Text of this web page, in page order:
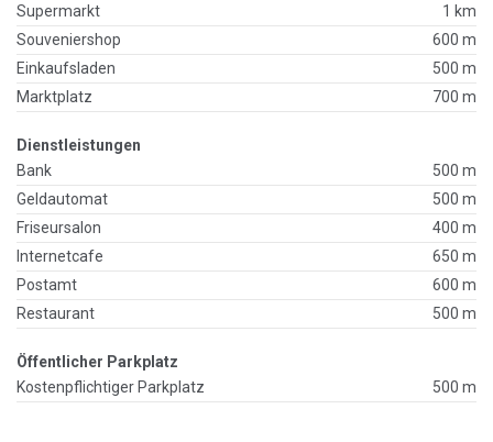
Supermarkt
1 km
Souveniershop
600 m
Einkaufsladen
500 m
Marktplatz
700 m
Dienstleistungen
Bank
500 m
Geldautomat
500 m
Friseursalon
400 m
Internetcafe
650 m
Postamt
600 m
Restaurant
500 m
Öffentlicher Parkplatz
Kostenpflichtiger Parkplatz
500 m